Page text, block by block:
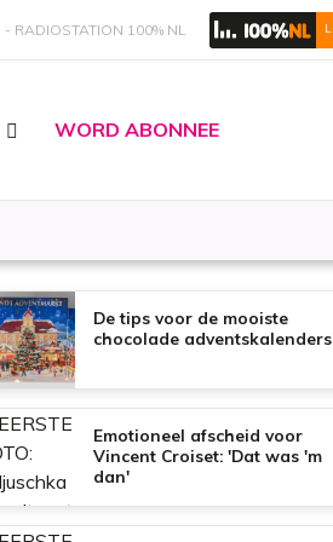
RADIOSTATION 100% NL
WORD ABONNEE
De tips voor de mooiste
chocolade
Emotioneel afscheid voor
Vincent Croiset: 'Dat was 'm
dan'